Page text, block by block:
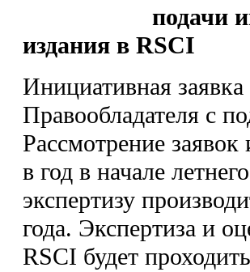
подачи
издания в RSCI
Инициативная
Правообладателя с
Рассмотрение
в год в начале
экспертизу
года. Экспертиза и
RSCI будет